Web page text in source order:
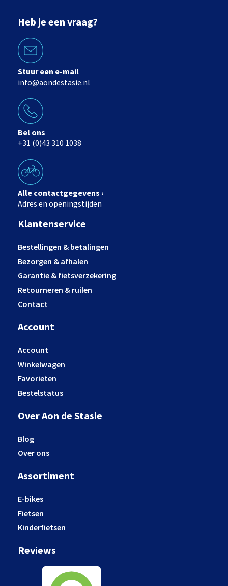
Heb je een vraag?
Stuur een e-mail
info@aondestasie.nl
Bel ons
+31 (0)43 310 1038
Alle contactgegevens ›
Adres en openingstijden
Klantenservice
Bestellingen & betalingen
Bezorgen & afhalen
Garantie & fietsverzekering
Retourneren & ruilen
Contact
Account
Account
Winkelwagen
Favorieten
Bestelstatus
Over Aon de Stasie
Blog
Over ons
Assortiment
E-bikes
Fietsen
Kinderfietsen
Reviews